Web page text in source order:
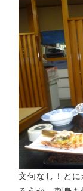
文句なし！と